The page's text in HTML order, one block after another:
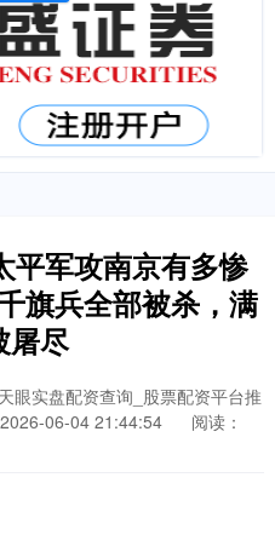
平军攻南京有多惨
旗兵全部被杀，满
屠尽
眼实盘配资查询_股票配资平台推
06-04 21:44:54
阅读：